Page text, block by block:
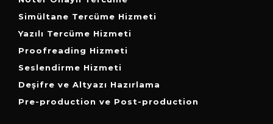
Simültane Tercüme Hizmeti
Yazılı Tercüme Hizmeti
Proofreading Hizmeti
Seslendirme Hizmeti
Deşifre ve Altyazı Hazırlama
Pre-production ve Post-production